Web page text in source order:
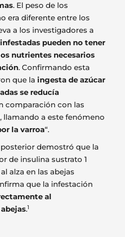
. El peso de los
era diferente entre los
a los investigadores a
pueden no tener
nutrientes necesarios
. Confirmando esta
que la ingesta de azúcar
se reducía
comparación con las
llamando a este fenómeno
la varroa“.
demostró que la
de insulina sustrato 1
alza en las abejas
que la infestación
al
.1